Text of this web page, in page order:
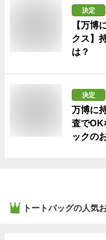
決定
【万博
クス】
は？
決定
万博に
査でOK
ックの
トートバッグの人気